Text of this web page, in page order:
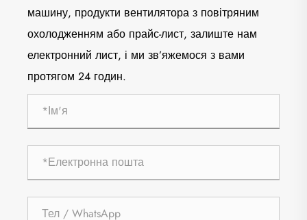
машину, продукти вентилятора з повітряним
охолодженням або прайс-лист, залиште нам
електронний лист, і ми зв’яжемося з вами
протягом 24 годин.